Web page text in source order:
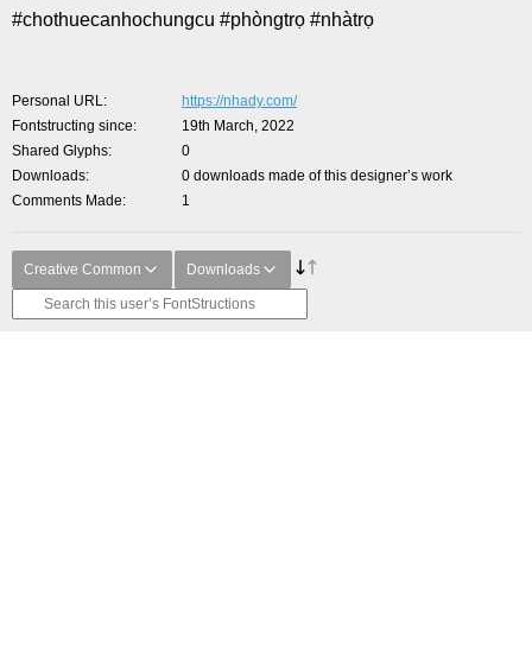
#chothuecanhochungcu #phòngtrọ #nhàtrọ
Personal URL
https://nhady.com/
Fontstructing since
19th March, 2022
Shared Glyphs
0
Downloads
0 downloads made of this designer’s work
Comments Made
1
Creative Common Downloads